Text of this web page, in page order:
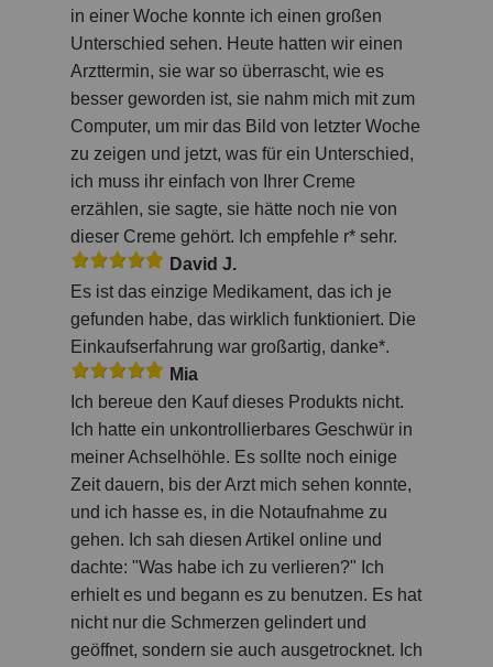
in einer Woche konnte ich einen großen
Unterschied sehen. Heute hatten wir einen
Arzttermin, sie war so überrascht, wie es
besser geworden ist, sie nahm mich mit zum
Computer, um mir das Bild von letzter Woche
zu zeigen und jetzt, was für ein Unterschied,
ich muss ihr einfach von Ihrer Creme
erzählen, sie sagte, sie hätte noch nie von
dieser Creme gehört. Ich empfehle r* sehr.
David J.
Es ist das einzige Medikament, das ich je
gefunden habe, das wirklich funktioniert. Die
Einkaufserfahrung war großartig, danke*.
Mia
Ich bereue den Kauf dieses Produkts nicht.
Ich hatte ein unkontrollierbares Geschwür in
meiner Achselhöhle. Es sollte noch einige
Zeit dauern, bis der Arzt mich sehen konnte,
und ich hasse es, in die Notaufnahme zu
gehen. Ich sah diesen Artikel online und
dachte: "Was habe ich zu verlieren?" Ich
erhielt es und begann es zu benutzen. Es hat
nicht nur die Schmerzen gelindert und
geöffnet, sondern sie auch ausgetrocknet. Ich